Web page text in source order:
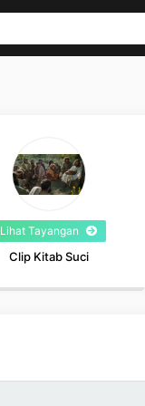
Lihat Tayangan
Clip Kitab Suci